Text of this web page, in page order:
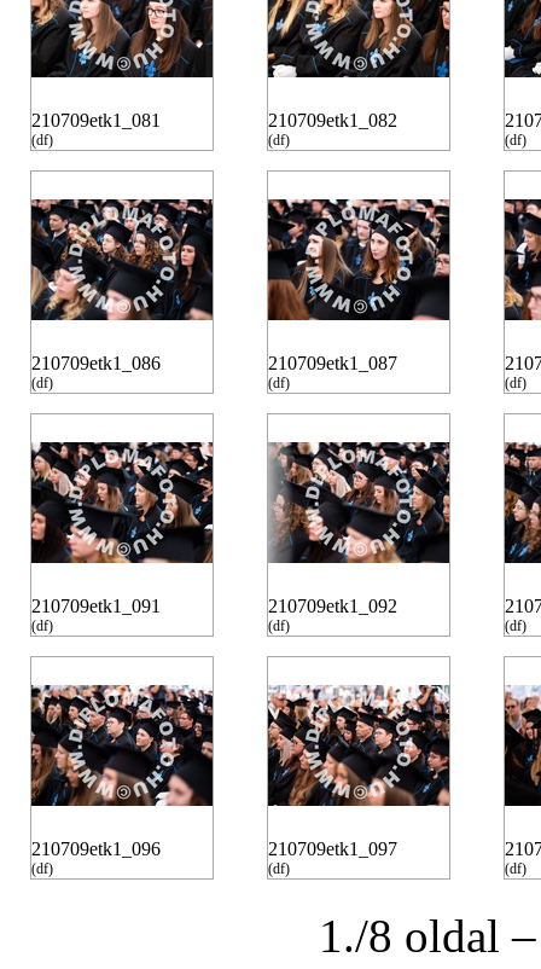
210709etk1_081
(df)
210709etk1_082
(df) (df)
210709etk1_086
(df)
210709etk1_087
(df) (df)
210709etk1_091
(df)
210709etk1_092
(df) (df)
210709etk1_096
(df)
210709etk1_097
(df) (df)
1./8 oldal